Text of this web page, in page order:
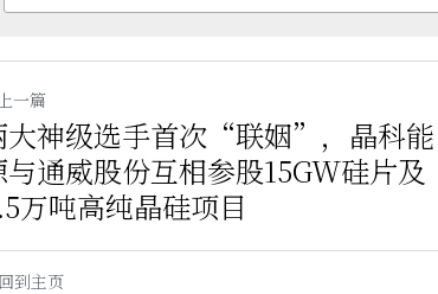
上一篇
大神级选手首次“联姻”，晶科能
与通威股份互相参股15GW硅片及
万吨高纯晶硅项目
回到主页